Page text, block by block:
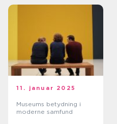
11. januar 2025
Museums betydning i
moderne samfund